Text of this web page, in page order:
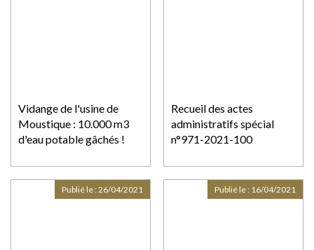
Vidange de l'usine de
Moustique : 10.000 m3
d'eau potable gâchés !
Recueil des actes
administratifs spécial
n°971-2021-100
Publié le :26/04/2021 Publié le : 16/04/2021